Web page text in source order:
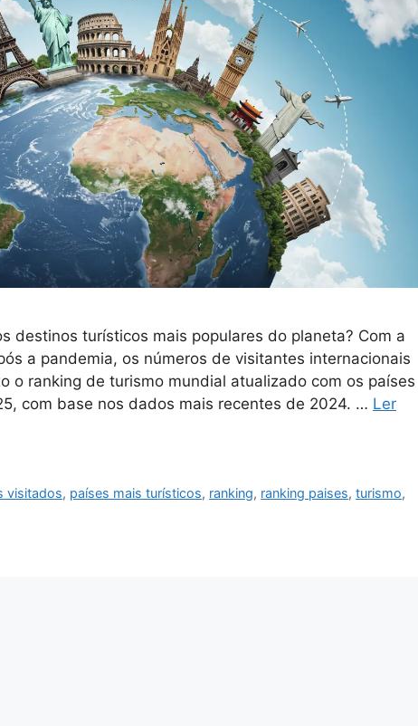
destinos turísticos mais populares do planeta? Com a
a pandemia, os números de visitantes internacionais
o ranking de turismo mundial atualizado com os países
com base nos dados mais recentes de 2024. … Ler
visitados, países mais turísticos, ranking, ranking paises,turismo,